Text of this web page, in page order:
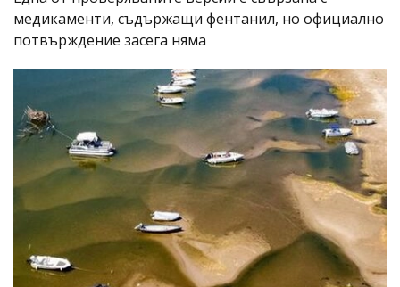
медикаменти, съдържащи фентанил, но официално
потвърждение засега няма